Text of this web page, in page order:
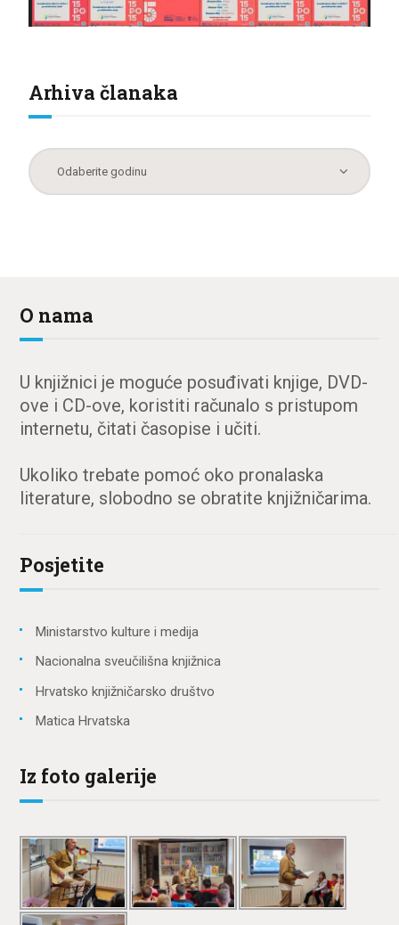
Arhiva članaka
O nama
U knjižnici je moguće posuđivati knjige, DVD-
ove i CD-ove, koristiti računalo s pristupom
internetu, čitati časopise i učiti.
Ukoliko trebate pomoć oko pronalaska
literature, slobodno se obratite knjižničarima.
Posjetite
Ministarstvo kulture i medija
Nacionalna sveučilišna knjižnica
Hrvatsko knjižničarsko društvo
Matica Hrvatska
Iz foto galerije